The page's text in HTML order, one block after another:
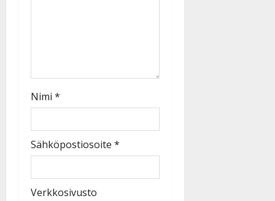
Nimi *
Sähköpostiosoite *
Verkkosivusto